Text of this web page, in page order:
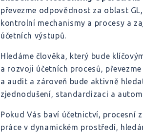
převezme odpovědnost za oblast
kontrolní mechanismy a procesy a
účetních výstupů.
Hledáme člověka, který bude
a rozvoji účetních procesů,
a audit a zároveň bude aktivně
zjednodušení, standardizaci a
Pokud Vás baví účetnictví, procesní
práce v dynamickém prostředí,